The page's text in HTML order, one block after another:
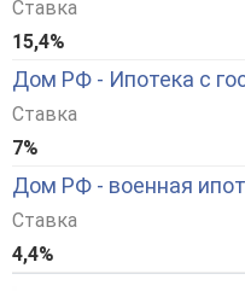
Ставка
15,4%
Дом РФ - Ипотека с
Ставка
7%
Дом РФ - военная
Ставка
4,4%